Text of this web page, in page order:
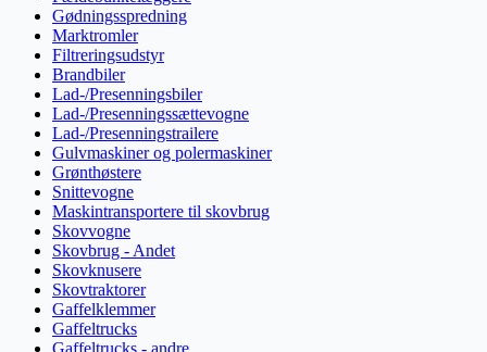
Gødningsspredning
Marktromler
Filtreringsudstyr
Brandbiler
Lad-/Presenningsbiler
Lad-/Presenningssættevogne
Lad-/Presenningstrailere
Gulvmaskiner og polermaskiner
Grønthøstere
Snittevogne
Maskintransportere til skovbrug
Skovvogne
Skovbrug - Andet
Skovknusere
Skovtraktorer
Gaffelklemmer
Gaffeltrucks
Gaffeltrucks - andre